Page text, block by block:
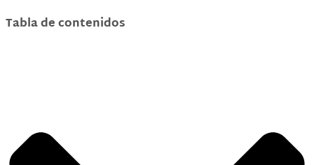
Tabla de contenidos